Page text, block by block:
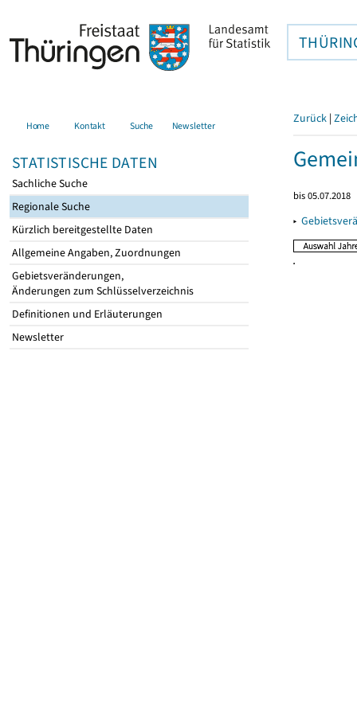
Home Kontakt Suche Newsletter
STATISTISCHE DATEN
Sachliche Suche
Regionale Suche
Kürzlich bereitgestellte Daten
Allgemeine Angaben, Zuordnungen
Gebietsveränderungen,
Änderungen zum Schlüsselverzeichnis
Definitionen und Erläuterungen
Newsletter
Zurück |
bis 05.07.2018
▸